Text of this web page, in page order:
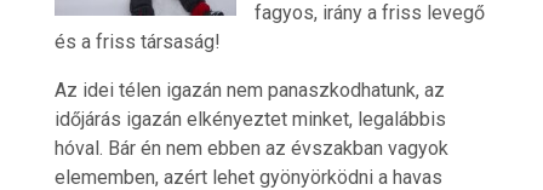
fagyos, irány a friss levegő
és a friss társaság!
Az idei télen igazán nem panaszkodhatunk, az
időjárás igazán elkényeztet minket, legalábbis
hóval. Bár én nem ebben az évszakban vagyok
elememben, azért lehet gyönyörködni a havas